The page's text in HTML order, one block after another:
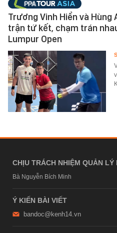
Trương Vinh Hiển và Hùng
trận tứ kết, chạm trán
Lumpur Open
CHỊU TRÁCH NHIỆM QUẢN LÝ
Bà Nguyễn Bích Minh
Ý KIẾN BÀI VIẾT
bandoc@kenh14.vn